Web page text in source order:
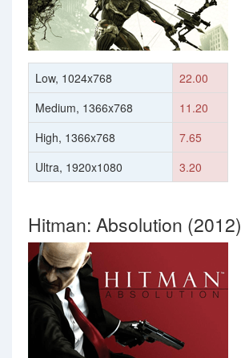
Low, 1024x768
22.00
Medium, 1366x768
11.20
High, 1366x768
7.65
Ultra, 1920x1080
3.20
Hitman: Absolution (2012)